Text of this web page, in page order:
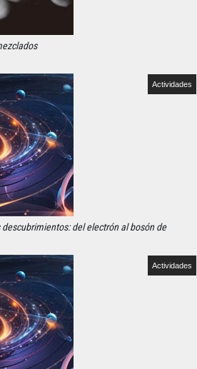
Actividades
del electrón al bosón de
Actividades